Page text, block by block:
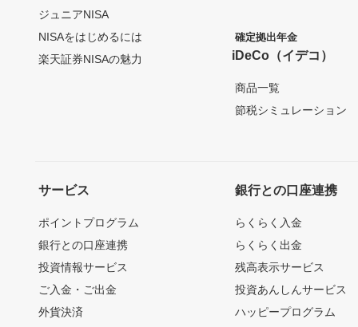
ジュニアNISA
NISAをはじめるには
楽天証券NISAの魅力
確定拠出年金
iDeCo（イデコ）
商品一覧
節税シミュレーション
サービス
ポイントプログラム
銀行との口座連携
投資情報サービス
ご入金・ご出金
外貨決済
銀行との口座連携
らくらく入金
らくらく出金
残高表示サービス
投資あんしんサービス
ハッピープログラム